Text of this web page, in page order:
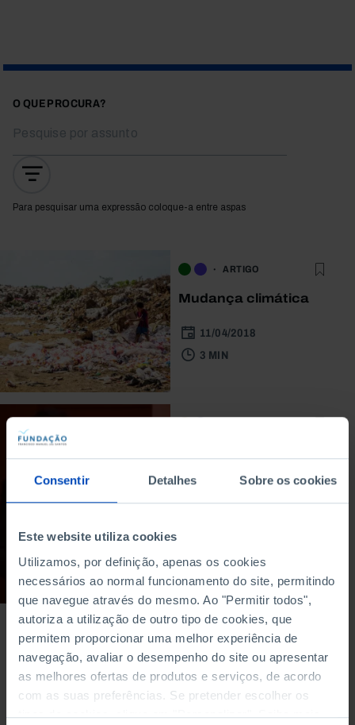
Consentir Detalhes Sobre os cookies
Este website utiliza cookies
Utilizamos, por definição, apenas os cookies
necessários ao normal funcionamento do site, permitindo
que navegue através do mesmo. Ao "Permitir todos",
autoriza a utilização de outro tipo de cookies, que
permitem proporcionar uma melhor experiência de
navegação, avaliar o desempenho do site ou apresentar
as melhores ofertas de produtos e serviços, de acordo
com as suas preferências. Se pretender escolher os
tipos de cookies, clique em "Personalizar". Saiba mais
O QUE PROCURA?
Para pesquisar uma expressão coloque-a entre aspas
ARTIGO
Mudança climática
11/04/2018
3 MIN
futuro: a visão de
cidadãos,
12/03/2015
90 MIN